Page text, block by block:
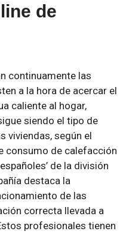
de
continuamente las
a la hora de acercar el
caliente al hogar,
siendo el tipo de
viviendas, según el
consumo de calefacción
de la división
destaca la
de las
correcta llevada a
profesionales tienen